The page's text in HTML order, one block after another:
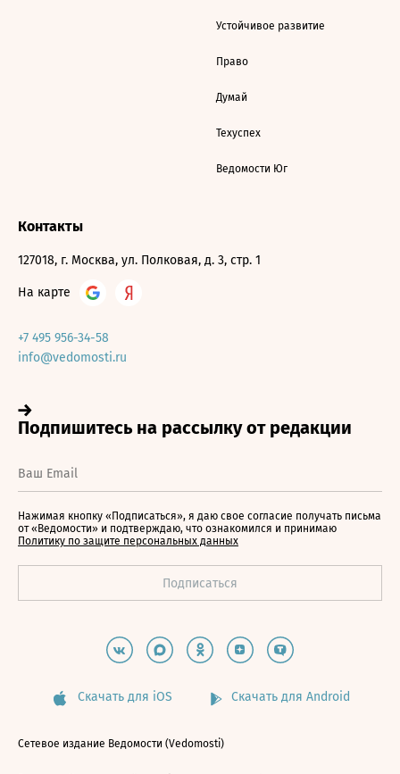
Устойчивое развитие
Право
Думай
Техуспех
Ведомости Юг
Контакты
127018, г. Москва, ул. Полковая, д. 3, стр. 1
На карте
+7 495 956-34-58
info@vedomosti.ru
Нажимая кнопку «Подписаться», я даю свое согласие получать письма
от «Ведомости» и подтверждаю, что ознакомился и принимаю
Политику по защите персональных данных
Скачать для iOS Скачать для Android
Сетевое издание Ведомости (Vedomosti)